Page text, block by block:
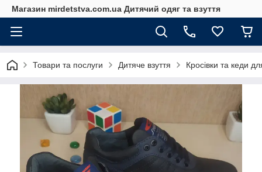
Магазин mirdetstva.com.ua Дитячий одяг та взуття
Товари та послуги Дитяче взуття Кросівки та кеди